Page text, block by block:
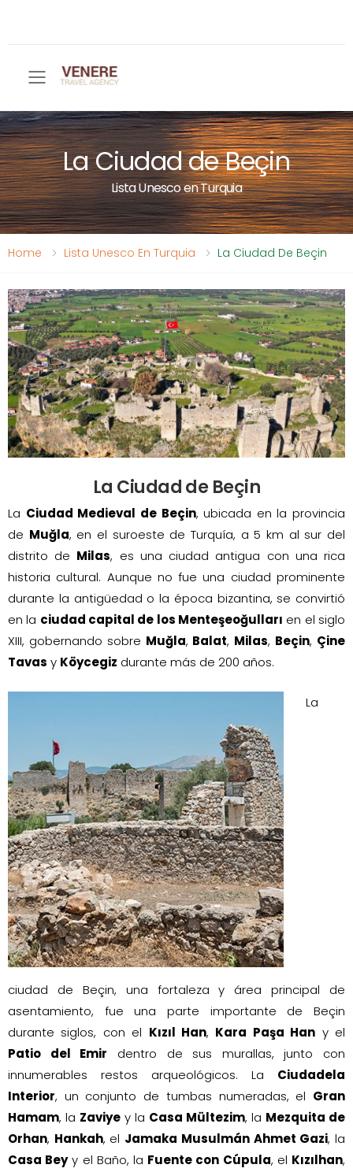
Toggle mobile menu
La Ciudad de Beçin
Lista Unesco en Turquia
Home Lista Unesco En Turquia La Ciudad De Beçin
La Ciudad de Beçin
La Ciudad Medieval de Beçin, ubicada en la provincia
de Muğla, en el suroeste de Turquía, a 5 km al sur del
distrito de Milas, es una ciudad antigua con una rica
historia cultural. Aunque no fue una ciudad prominente
durante la antigüedad o la época bizantina, se convirtió
en la ciudad capital de los Menteşeoğulları en el siglo
XIII, gobernando sobre Muğla, Balat, Milas, Beçin, Çine
Tavas y Köycegiz durante más de 200 años.
La
ciudad de Beçin, una fortaleza y área principal de
asentamiento, fue una parte importante de Beçin
durante siglos, con el Kızıl Han, Kara Paşa Han y el
Patio del Emir dentro de sus murallas, junto con
innumerables restos arqueológicos. La Ciudadela
Interior, un conjunto de tumbas numeradas, el Gran
Hamam, la Zaviye y la Casa Mültezim, la Mezquita de
Orhan, Hankah, el Jamaka Musulmán Ahmet Gazi, la
Casa Beyy el Baño, la Fuente con Cúpula, el Kızılhan,